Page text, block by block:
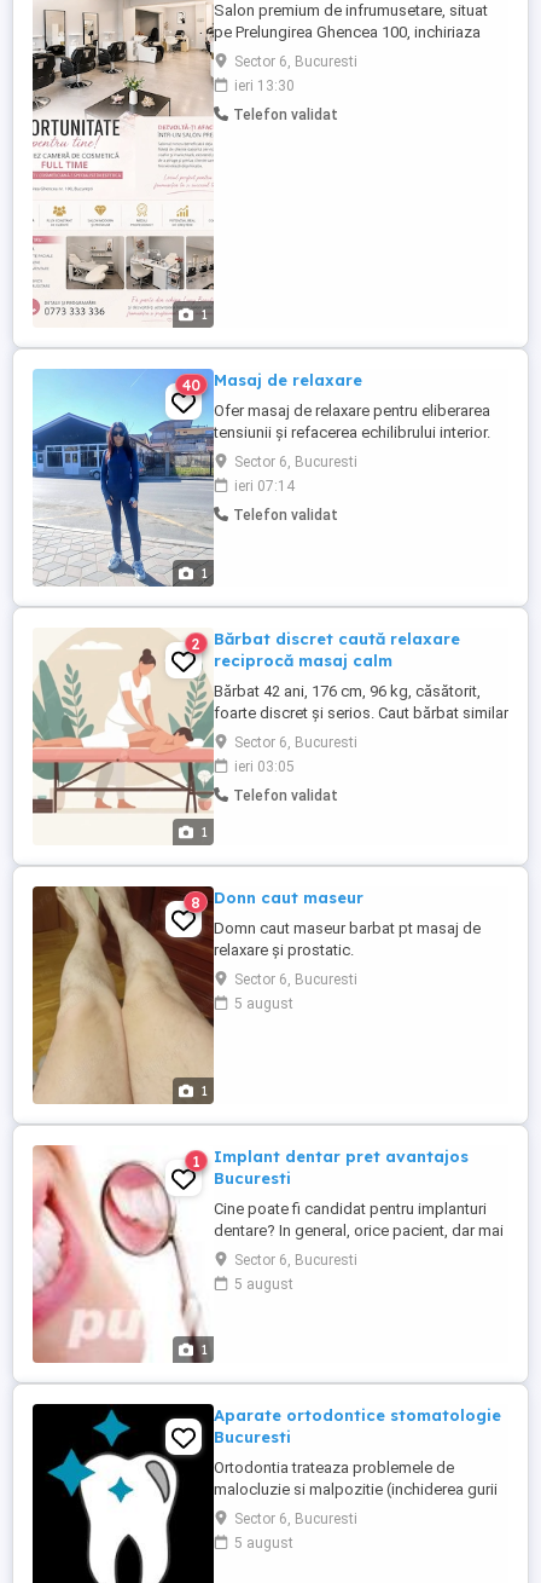
1
Salon premium de infrumusetare, situat
pe Prelungirea Ghencea 100, inchiriaza
camera cosmetica. Camera este dotata cu
aparate faciale,epilare definitiva si pot fi
folosite la procent. Salonul dispune de o
clientela deja formata. Pentru mai multe
Sector 6, Bucuresti
ieri 13:30
Telefon validat
1
40 Masaj de relaxare
Ofer masaj de relaxare pentru eliberarea
tensiunii și refacerea echilibrului interior.
Masajul se efectuează pe masă de masaj
cu uleiuri calde într-un ambient plăcut și un
maxim de igienă.
Sector 6, Bucuresti
ieri 07:14
Telefon validat
1
2
Bărbat discret caută relaxare
reciprocă masaj calm
Bărbat 42 ani, 176 cm, 96 kg, căsătorit,
foarte discret și serios. Caut bărbat similar
pentru schimb de masaj relaxant reciproc,
atmosferă liniștită. Prefer să mă deplasez,
igienă și discreție maximă. Foto detalii în
privat. Mulțumesc!
Sector 6, Bucuresti
ieri 03:05
Telefon validat
1
8 Donn caut maseur
Domn caut maseur barbat pt masaj de
relaxare și prostatic.
Sector 6, Bucuresti
5 august
1
1
Implant dentar pret avantajos
Bucuresti
Cine poate fi candidat pentru implanturi
dentare? In general, orice pacient, dar mai
ales pacientii tineri care au unul sau mai
multi dinti lipsa. Fiecare situatie clinica
este evaluata in parte, pentru a informa
Sector 6, Bucuresti
5 august
Aparate ortodontice stomatologie
Bucuresti
Ortodontia trateaza problemele de
malocluzie si malpozitie (inchiderea gurii
incorecta si pozitionarea gresita a
dintilor). Majoritatea cazurilor pe care le
trateaza ortodontii sunt de inghesuiri de
Sector 6, Bucuresti
5 august